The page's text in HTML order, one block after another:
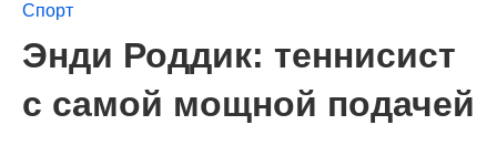
Спорт
Энди Роддик: теннисист
с самой мощной подачей